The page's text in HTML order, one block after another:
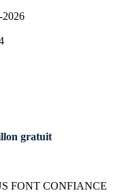
2026
gratuit
FONT CONFIANCE